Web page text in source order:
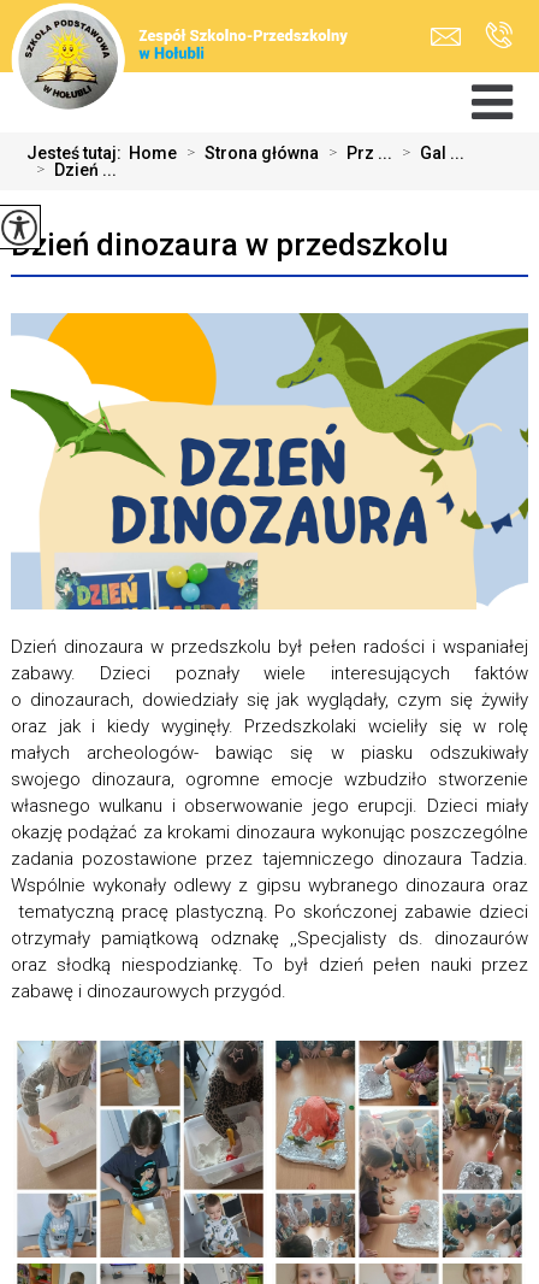
Jesteś tutaj: Home > Strona główna > Prz ... > Gal ...
> Dzień ...
Dzień dinozaura w przedszkolu
Dzień dinozaura w przedszkolu był pełen radości i wspaniałej
zabawy. Dzieci poznały wiele interesujących faktów
o dinozaurach, dowiedziały się jak wyglądały, czym się żywiły
oraz jak i kiedy wyginęły. Przedszkolaki wcieliły się w rolę
małych archeologów- bawiąc się w piasku odszukiwały
swojego dinozaura, ogromne emocje wzbudziło stworzenie
własnego wulkanu i obserwowanie jego erupcji. Dzieci miały
okazję podążać za krokami dinozaura wykonując poszczególne
zadania pozostawione przez tajemniczego dinozaura Tadzia.
Wspólnie wykonały odlewy z gipsu wybranego dinozaura oraz
tematyczną pracę plastyczną. Po skończonej zabawie dzieci
otrzymały pamiątkową odznakę ,,Specjalisty ds. dinozaurów
oraz słodką niespodziankę. To był dzień pełen nauki przez
zabawę i dinozaurowych przygód.